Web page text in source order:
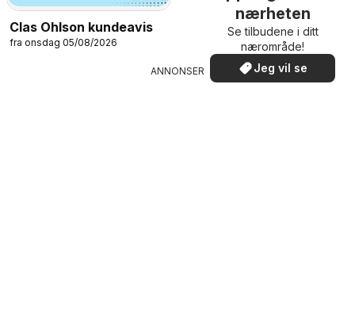
Clas Ohlson kundeavis
fra onsdag 05/08/2026
nærheten
Se tilbudene i ditt
nærområde!
Jeg vil se
ANNONSER